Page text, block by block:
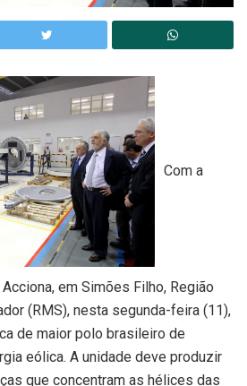
Com a
em Simões Filho, Região
(RMS), nesta segunda-feira (11),
de maior polo brasileiro de
eólica. A unidade deve produzir
que concentram as hélices das